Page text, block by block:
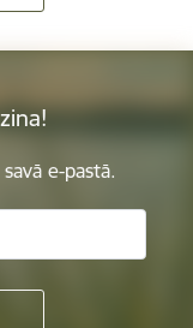
e-pastā.